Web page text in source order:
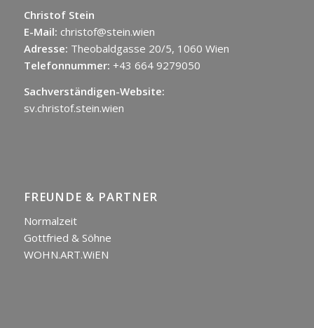
Christof Stein
E-Mail: christof@stein.wien
Adresse: Theobaldgasse 20/5, 1060 Wien
Telefonnummer: +43 664 9279050
Sachverständigen-Website:
sv.christof.stein.wien
FREUNDE & PARTNER
Normalzeit
Gottfried & Söhne
WOHN.ART.WiEN